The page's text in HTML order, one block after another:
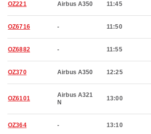
OZ221 Airbus A350 11:45
OZ6716 - 11:50
OZ6882 - 11:55
OZ370 Airbus A350 12:25
OZ6101
Airbus A321
N
13:00
OZ364 - 13:10